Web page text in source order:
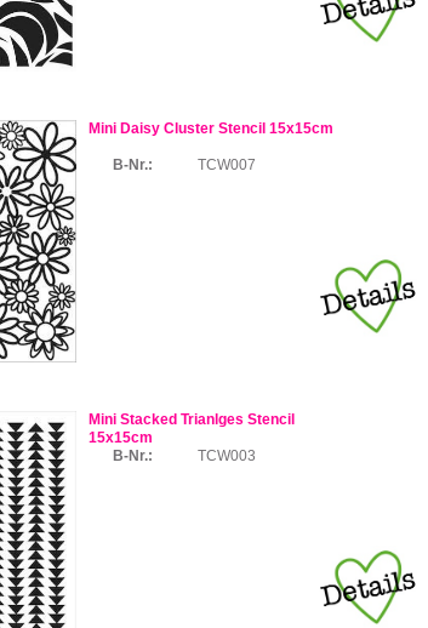
Mini Daisy Cluster Stencil 15x15cm
B-Nr.: TCW007
Mini Stacked Trianlges Stencil
15x15cm
B-Nr.:
TCW003